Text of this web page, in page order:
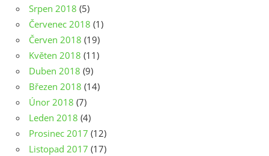
Srpen 2018 (5)
Červenec 2018 (1)
Červen 2018 (19)
Květen 2018 (11)
Duben 2018 (9)
Březen 2018 (14)
Únor 2018 (7)
Leden 2018 (4)
Prosinec 2017 (12)
Listopad 2017 (17)